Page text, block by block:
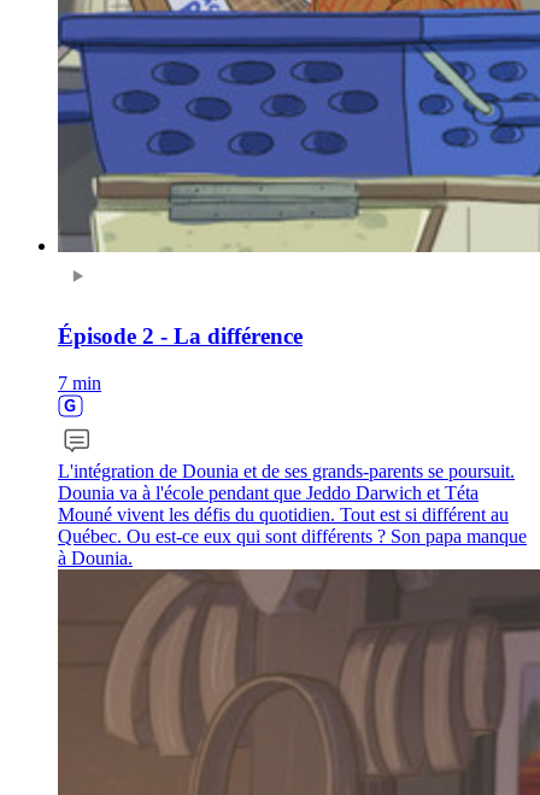
Épisode 2 - La différence
7 min
L'intégration de Dounia et de ses grands-parents se poursuit.
Dounia va à l'école pendant que Jeddo Darwich et Téta
Mouné vivent les défis du quotidien. Tout est si différent au
Québec. Ou est-ce eux qui sont différents ? Son papa manque
à Dounia.